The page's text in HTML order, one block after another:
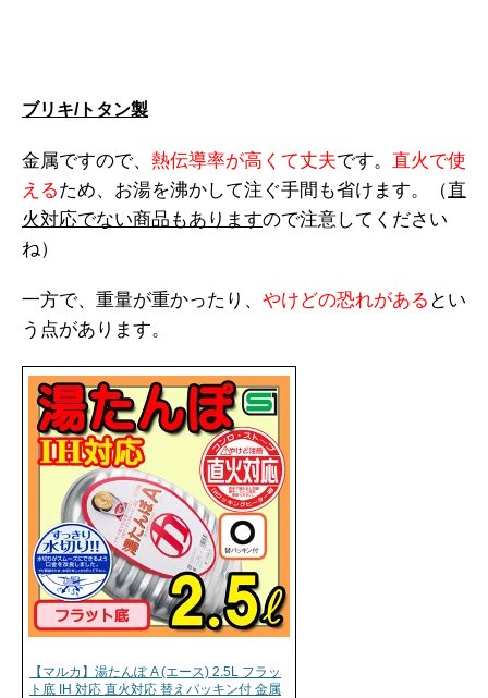
ブリキ/トタン製
金属ですので、 熱伝導率が高くて丈夫です。 直火で使
えるため、お湯を沸かして注ぐ手間も省けます。（直
火対応でない商品もありますので注意してください
ね）
一方で、重量が重かったり、 やけどの恐れがある とい
う点があります。
【マルカ】湯たんぽ A (エース) 2.5L フラッ
ト底 IH 対応 直火対応 替えパッキン付 金属